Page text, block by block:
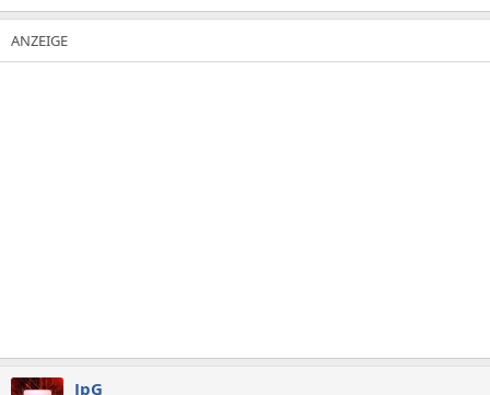
JpG